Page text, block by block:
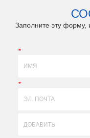
Заполните эту
*
*